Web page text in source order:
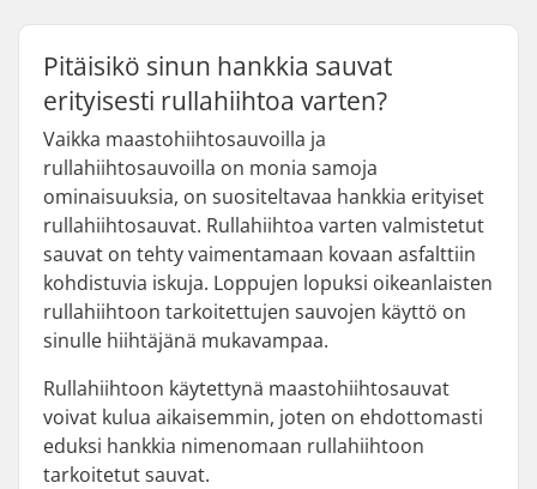
Pitäisikö sinun hankkia sauvat
erityisesti rullahiihtoa varten?
Vaikka maastohiihtosauvoilla ja
rullahiihtosauvoilla on monia samoja
ominaisuuksia, on suositeltavaa hankkia erityiset
rullahiihtosauvat. Rullahiihtoa varten valmistetut
sauvat on tehty vaimentamaan kovaan asfalttiin
kohdistuvia iskuja. Loppujen lopuksi oikeanlaisten
rullahiihtoon tarkoitettujen sauvojen käyttö on
sinulle hiihtäjänä mukavampaa.
Rullahiihtoon käytettynä maastohiihtosauvat
voivat kulua aikaisemmin, joten on ehdottomasti
eduksi hankkia nimenomaan rullahiihtoon
tarkoitetut sauvat.